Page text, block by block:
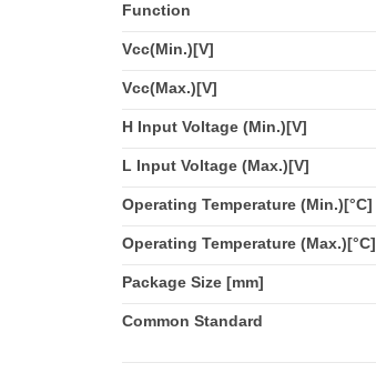
Function
Vcc(Min.)[V]
Vcc(Max.)[V]
H Input Voltage (Min.)[V]
L Input Voltage (Max.)[V]
Operating Temperature (Min.)[°C]
Operating Temperature (Max.)[°C]
Package Size [mm]
Common Standard